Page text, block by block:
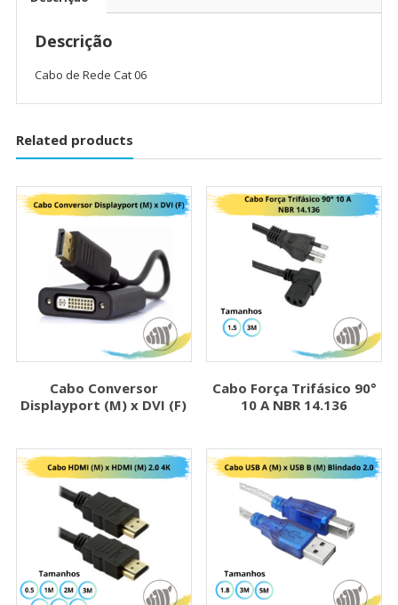
Descrição
Cabo de Rede Cat 06
Related products
Cabo Conversor
Displayport (M) x DVI (F)
Cabo Força Trifásico 90°
10 A NBR 14.136